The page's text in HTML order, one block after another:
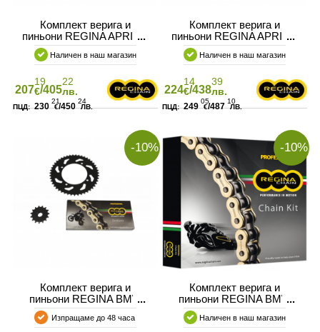
Комплект верига и
пиньони REGINA APRILIA
SL750 SHIVER 07-10
Наличен в наш магазин
207
19
€/405
22
лв.
230
21
€/450
24
ЛВ.
Комплект верига и
пиньони REGINA APRILIA
SMV DORSODURO 08-10
Наличен в наш магазин
224
14
€/438
39
лв.
249
05
€/487
10
ЛВ.
-10%
Комплект верига и
пиньони REGINA BMW
F650 GS 99-06
Изпращаме до 48 часа
-10%
Комплект верига и
пиньони REGINA BMW
F650 STRADA 93-00
Наличен в наш магазин